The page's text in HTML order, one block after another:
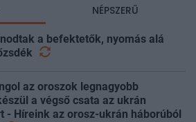
NÉPSZERŰ
a befektetők, nyomás alá
az oroszok legnagyobb
a végső csata az ukrán
- Híreink az orosz-ukrán háborúból